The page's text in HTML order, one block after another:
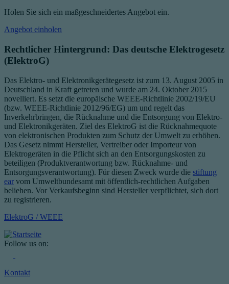
Holen Sie sich ein maßgeschneidertes Angebot ein.
Angebot einholen
Rechtlicher Hintergrund: Das deutsche Elektrogesetz
(ElektroG)
Das Elektro- und Elektronikgerätegesetz ist zum 13. August 2005 in
Deutschland in Kraft getreten und wurde am 24. Oktober 2015
novelliert. Es setzt die europäische WEEE-Richtlinie 2002/19/EU
(bzw. WEEE-Richtlinie 2012/96/EG) um und regelt das
Inverkehrbringen, die Rücknahme und die Entsorgung von Elektro-
und Elektronikgeräten. Ziel des ElektroG ist die Rücknahmequote
von elektronischen Produkten zum Schutz der Umwelt zu erhöhen.
Das Gesetz nimmt Hersteller, Vertreiber oder Importeur von
Elektrogeräten in die Pflicht sich an den Entsorgungskosten zu
beteiligen (Produktverantwortung bzw. Rücknahme- und
Entsorgungsverantwortung). Für diesen Zweck wurde die stiftung
ear vom Umweltbundesamt mit öffentlich-rechtlichen Aufgaben
beliehen. Vor Verkaufsbeginn sind Hersteller verpflichtet, sich dort
zu registrieren.
ElektroG / WEEE
Follow us on:
Kontakt